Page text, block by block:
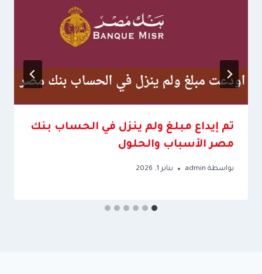
تم إيداع مبلغ ولم ينزل في الحساب بنك
مصر الأسباب والحلول
بواسطة admin يناير 1, 2026